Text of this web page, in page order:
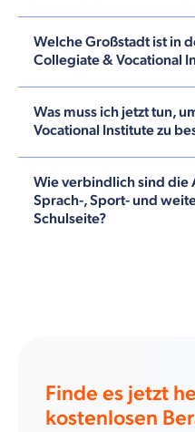
Welche Großstadt ist in
Collegiate & Vocational
Was muss ich jetzt tun,
Vocational Institute zu
Wie verbindlich sind die
Sprach-, Sport- und
Schulseite?
Finde es jetzt
kostenlosen